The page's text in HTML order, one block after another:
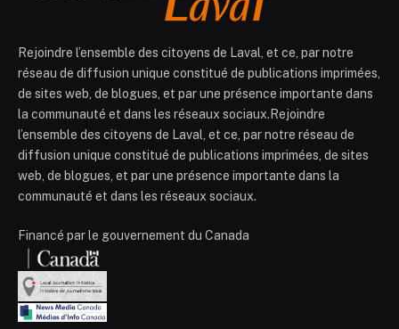
Rejoindre l’ensemble des citoyens de Laval, et ce, par notre
réseau de diffusion unique constitué de publications imprimées,
de sites web, de blogues, et par une présence importante dans
la communauté et dans les réseaux sociaux.Rejoindre
l’ensemble des citoyens de Laval, et ce, par notre réseau de
diffusion unique constitué de publications imprimées, de sites
web, de blogues, et par une présence importante dans la
communauté et dans les réseaux sociaux.
Financé par le gouvernement du Canada